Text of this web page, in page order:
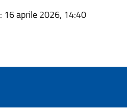
: 16 aprile 2026, 14:40